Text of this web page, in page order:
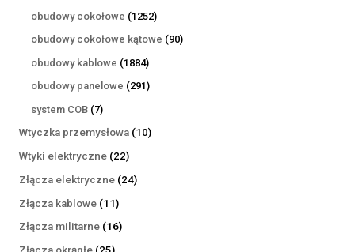
obudowy cokołowe 12521252
produkty
obudowy cokołowe kątowe 9090
obudowy kablowe 18841884
produkty
obudowy panelowe 291291
system COB 77
produktów
Wtyczka przemysłowa 1010
Wtyki elektryczne 2222
produkty
Złącza elektryczne 2424
Złącza kablowe 1111
produktów
Złącza militarne 1616
25